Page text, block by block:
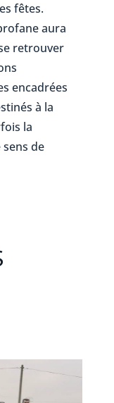
fêtes.
aura
retrouver
encadrées
à la
la
de